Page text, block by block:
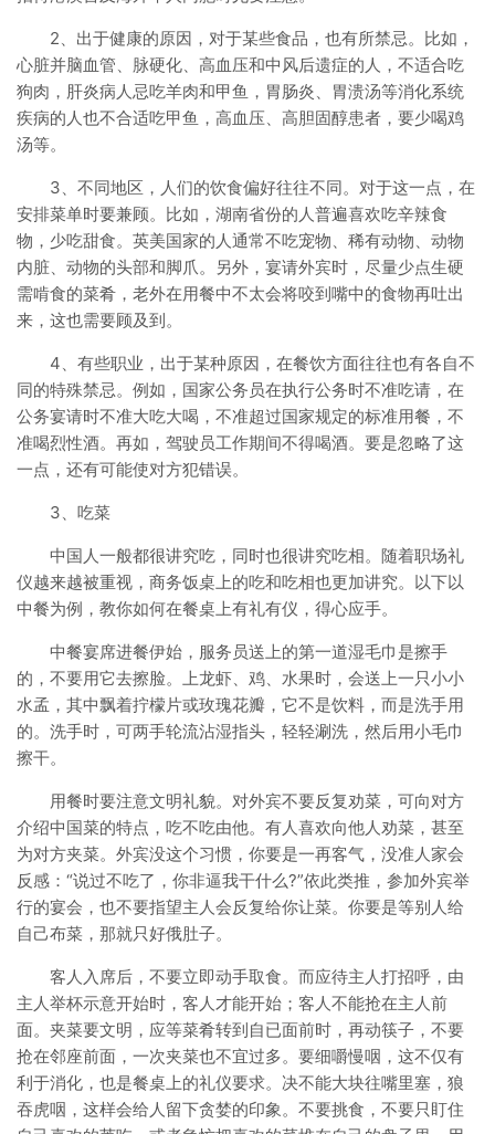
2、出于健康的原因，对于某些食品，也有所禁忌。比如，
心脏并脑血管、脉硬化、高血压和中风后遗症的人，不适合吃
狗肉，肝炎病人忌吃羊肉和甲鱼，胃肠炎、胃溃汤等消化系统
疾病的人也不合适吃甲鱼，高血压、高胆固醇患者，要少喝鸡
汤等。
3、不同地区，人们的饮食偏好往往不同。对于这一点，在
安排菜单时要兼顾。比如，湖南省份的人普遍喜欢吃辛辣食
物，少吃甜食。英美国家的人通常不吃宠物、稀有动物、动物
内脏、动物的头部和脚爪。另外，宴请外宾时，尽量少点生硬
需啃食的菜肴，老外在用餐中不太会将咬到嘴中的食物再吐出
来，这也需要顾及到。
4、有些职业，出于某种原因，在餐饮方面往往也有各自不
同的特殊禁忌。例如，国家公务员在执行公务时不准吃请，在
公务宴请时不准大吃大喝，不准超过国家规定的标准用餐，不
准喝烈性酒。再如，驾驶员工作期间不得喝酒。要是忽略了这
一点，还有可能使对方犯错误。
3、吃菜
中国人一般都很讲究吃，同时也很讲究吃相。随着职场礼
仪越来越被重视，商务饭桌上的吃和吃相也更加讲究。以下以
中餐为例，教你如何在餐桌上有礼有仪，得心应手。
中餐宴席进餐伊始，服务员送上的第一道湿毛巾是擦手
的，不要用它去擦脸。上龙虾、鸡、水果时，会送上一只小小
水孟，其中飘着拧檬片或玫瑰花瓣，它不是饮料，而是洗手用
的。洗手时，可两手轮流沾湿指头，轻轻涮洗，然后用小毛巾
擦干。
用餐时要注意文明礼貌。对外宾不要反复劝菜，可向对方
介绍中国菜的特点，吃不吃由他。有人喜欢向他人劝菜，甚至
为对方夹菜。外宾没这个习惯，你要是一再客气，没准人家会
反感：“说过不吃了，你非逼我干什么?”依此类推，参加外宾举
行的宴会，也不要指望主人会反复给你让菜。你要是等别人给
自己布菜，那就只好俄肚子。
客人入席后，不要立即动手取食。而应待主人打招呼，由
主人举杯示意开始时，客人才能开始；客人不能抢在主人前
面。夹菜要文明，应等菜肴转到自已面前时，再动筷子，不要
抢在邻座前面，一次夹菜也不宜过多。要细嚼慢咽，这不仅有
利于消化，也是餐桌上的礼仪要求。决不能大块往嘴里塞，狼
吞虎咽，这样会给人留下贪婪的印象。不要挑食，不要只盯住